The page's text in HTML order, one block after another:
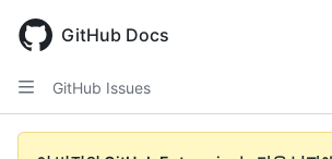
main
content
GitHub Docs
GitHub Issues